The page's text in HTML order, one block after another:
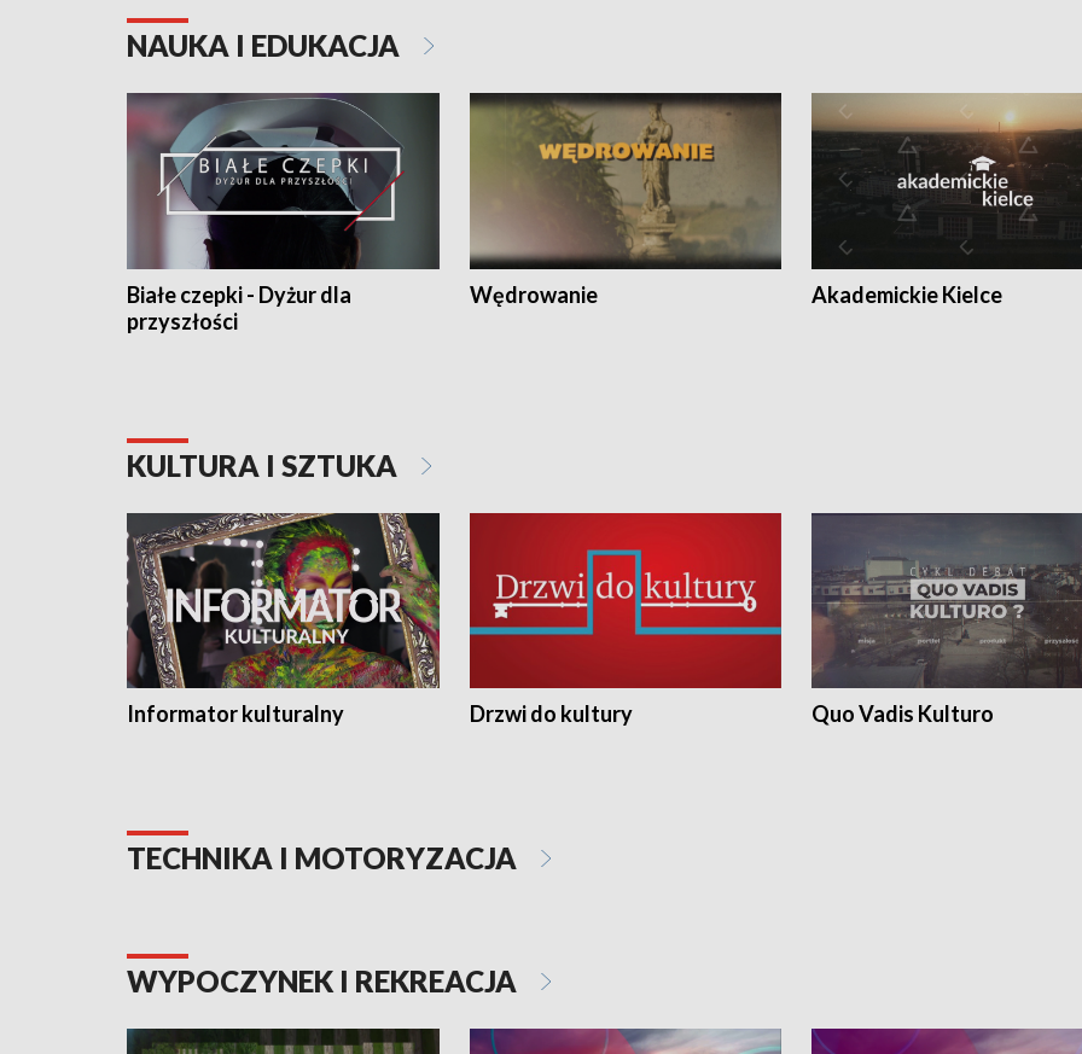
NAUKA I EDUKACJA
Białe czepki - Dyżur dla
przyszłości
Wędrowanie Akademickie Kielce
KULTURA I SZTUKA
Informator kulturalny Drzwi do kultury Quo Vadis Kulturo
TECHNIKA I MOTORYZACJA
WYPOCZYNEK I REKREACJA